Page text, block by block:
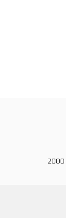
2000